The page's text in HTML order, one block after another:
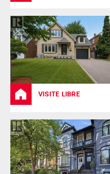
VISITE LIBRE